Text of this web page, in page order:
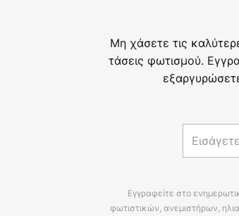
Μη χάσετε τις
τάσεις φωτισμού.
Εγγραφείτε στο
φωτιστικών, ανεμιστήρων,